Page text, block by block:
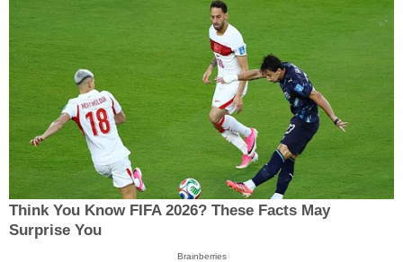
Think You Know FIFA 2026? These Facts May
Surprise You
Brainberries